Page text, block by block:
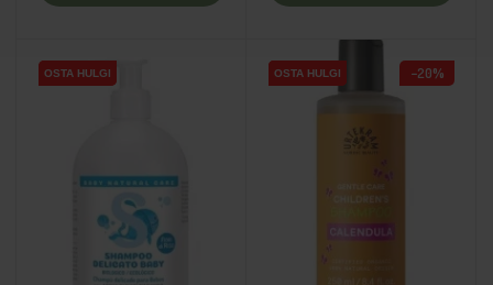
OSTA HULGI
OSTA HULGI OSTA HULGI
OSTA HULGI
OSTA HULGI
OSTA HULGI −20%